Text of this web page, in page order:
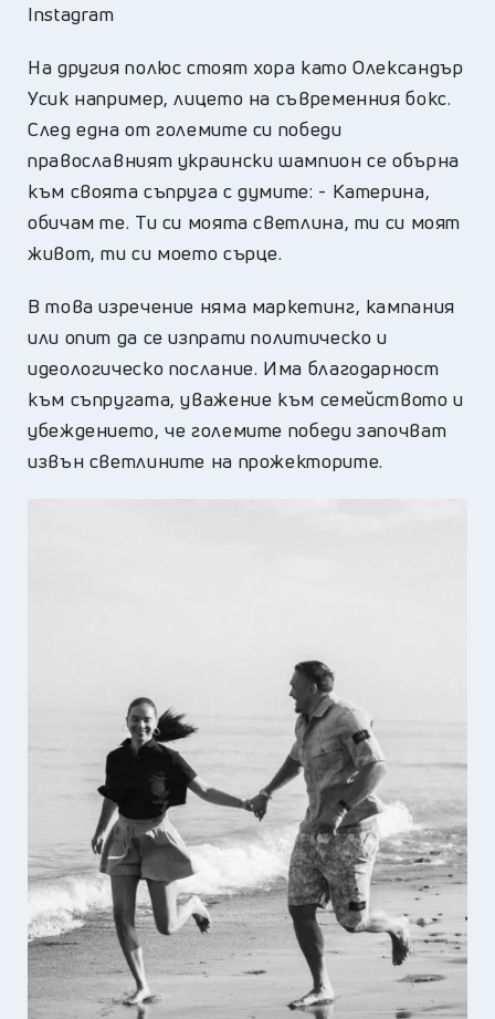
Instagram
На другия полюс стоят хора като Олександър
Усик например, лицето на съвременния бокс.
След една от големите си победи
православният украински шампион се обърна
към своята съпруга с думите: - Катерина,
обичам те. Ти си моята светлина, ти си моят
живот, ти си моето сърце.
В това изречение няма маркетинг, кампания
или опит да се изпрати политическо и
идеологическо послание. Има благодарност
към съпругата, уважение към семейството и
убеждението, че големите победи започват
извън светлините на прожекторите.